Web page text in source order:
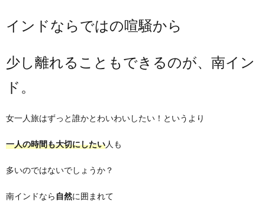
インドならではの喧騒から
少し離れることもできるのが、南イン
ド。
女一人旅はずっと誰かとわいわいしたい！というより
一人の時間も大切にしたい人も
多いのではないでしょうか？
南インドなら 自然に囲まれて